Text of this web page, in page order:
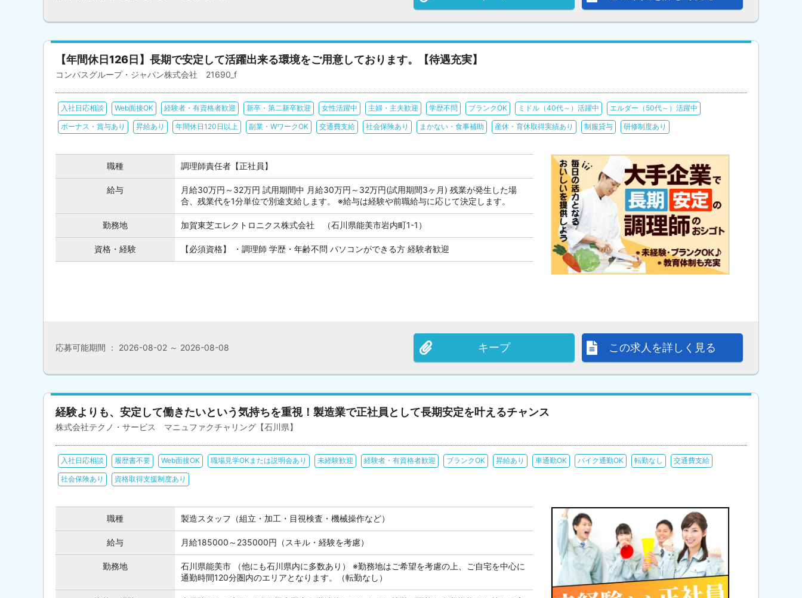
【年間休日126日】長期で安定して活躍出来る環境をご用意しております。【待遇充実】
コンパスグループ・ジャパン株式会社 21690_f
入社日応相談 Web面接OK 経験者・有資格者歓迎 新卒・第二新卒歓迎 女性活躍中 主婦・主夫歓迎 学歴不問 ブランクOK ミドル（40代～）活躍中 エルダー（50代～）活躍中
ボーナス・賞与あり 昇給あり 年間休日120日以上 副業・WワークOK 交通費支給 社会保険あり まかない・食事補助 産休・育休取得実績あり 制服貸与 研修制度あり
職種 調理師責任者【正社員】
給与
月給30万円～32万円 試用期間中 月給30万円～32万円(試用期間3ヶ月) 残業が発生した場
合、残業代を1分単位で別途支給します。 ※給与は経験や前職給与に応じて決定します。
勤務地 加賀東芝エレクトロニクス株式会社 （石川県能美市岩内町1-1）
資格・経験 【必須資格】 ・調理師 学歴・年齢不問 パソコンができる方 経験者歓迎
この求人を詳しく見る
キープ
応募可能期間 ： 2026-08-02 ～ 2026-08-08
経験よりも、安定して働きたいという気持ちを重視！製造業で正社員として長期安定を叶えるチャンス
株式会社テクノ・サービス マニュファクチャリング【石川県】
入社日応相談 履歴書不要 Web面接OK 職場見学OKまたは説明会あり 未経験歓迎 経験者・有資格者歓迎 ブランクOK 昇給あり 車通勤OK バイク通勤OK 転勤なし 交通費支給
社会保険あり 資格取得支援制度あり
職種 製造スタッフ（組立・加工・目視検査・機械操作など）
給与 月給185000～235000円（スキル・経験を考慮）
勤務地
石川県能美市 （他にも石川県内に多数あり） ※勤務地はご希望を考慮の上、ご自宅を中心に
通勤時間120分圏内のエリアとなります。（転勤なし）